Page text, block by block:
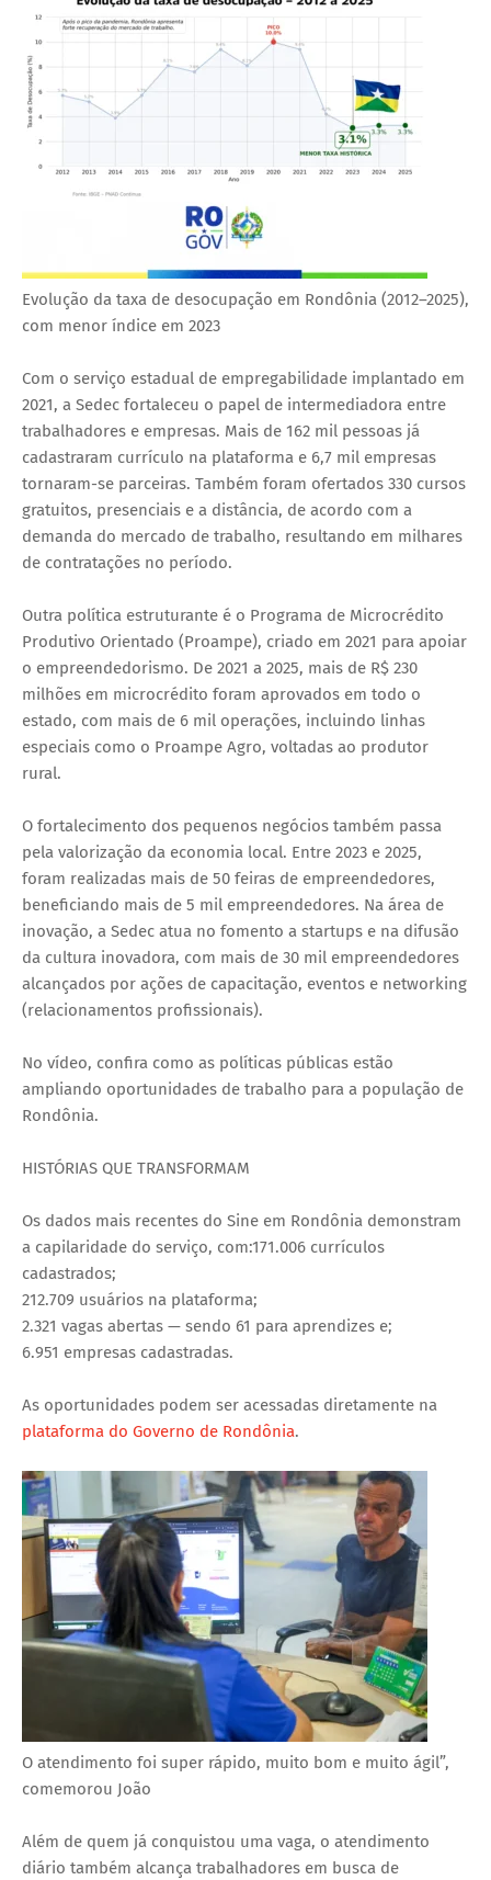
Evolução da taxa de desocupação em Rondônia (2012–2025),
com menor índice em 2023
Com o serviço estadual de empregabilidade implantado em
2021, a Sedec fortaleceu o papel de intermediadora entre
trabalhadores e empresas. Mais de 162 mil pessoas já
cadastraram currículo na plataforma e 6,7 mil empresas
tornaram-se parceiras. Também foram ofertados 330 cursos
gratuitos, presenciais e a distância, de acordo com a
demanda do mercado de trabalho, resultando em milhares
de contratações no período.
Outra política estruturante é o Programa de Microcrédito
Produtivo Orientado (Proampe), criado em 2021 para apoiar
o empreendedorismo. De 2021 a 2025, mais de R$ 230
milhões em microcrédito foram aprovados em todo o
estado, com mais de 6 mil operações, incluindo linhas
especiais como o Proampe Agro, voltadas ao produtor
rural.
O fortalecimento dos pequenos negócios também passa
pela valorização da economia local. Entre 2023 e 2025,
foram realizadas mais de 50 feiras de empreendedores,
beneficiando mais de 5 mil empreendedores. Na área de
inovação, a Sedec atua no fomento a startups e na difusão
da cultura inovadora, com mais de 30 mil empreendedores
alcançados por ações de capacitação, eventos e networking
(relacionamentos profissionais).
No vídeo, confira como as políticas públicas estão
ampliando oportunidades de trabalho para a população de
Rondônia.
HISTÓRIAS QUE TRANSFORMAM
Os dados mais recentes do Sine em Rondônia demonstram
a capilaridade do serviço, com:171.006 currículos
cadastrados;
212.709 usuários na plataforma;
2.321 vagas abertas — sendo 61 para aprendizes e;
6.951 empresas cadastradas.
As oportunidades podem ser acessadas diretamente na
plataforma do Governo de Rondônia.
O atendimento foi super rápido, muito bom e muito ágil”,
comemorou João
Além de quem já conquistou uma vaga, o atendimento
diário também alcança trabalhadores em busca de